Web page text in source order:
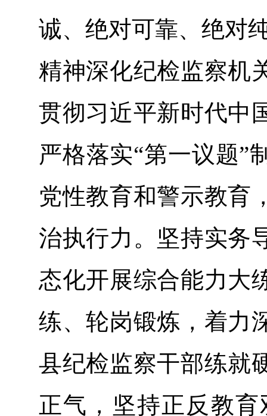
诚、绝对可靠、绝对
精神深化纪检监察机
贯彻习近平新时代中
严格落实“第一议题”
党性教育和警示教育
治执行力。坚持实务
态化开展综合能力大
练、轮岗锻炼，着力
县纪检监察干部练就
正气，坚持正反教